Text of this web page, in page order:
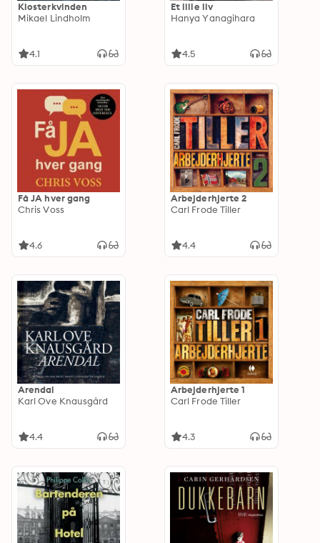
Klosterkvinden
Mikael Lindholm
4.1
Et lille liv
Hanya Yanagihara
4.5
Få JA hver gang
Chris Voss
4.6
Arbejderhjerte 2
Carl Frode Tiller
4.4
Arendal
Karl Ove Knausgård
4.4
Arbejderhjerte 1
Carl Frode Tiller
4.3